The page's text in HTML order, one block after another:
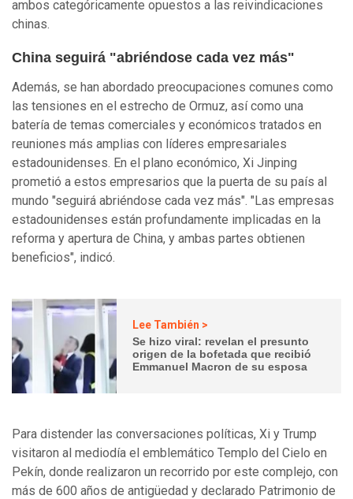
ambos categóricamente opuestos a las reivindicaciones
chinas.
China seguirá "abriéndose cada vez más"
Además, se han abordado preocupaciones comunes como
las tensiones en el estrecho de Ormuz, así como una
batería de temas comerciales y económicos tratados en
reuniones más amplias con líderes empresariales
estadounidenses. En el plano económico, Xi Jinping
prometió a estos empresarios que la puerta de su país al
mundo "seguirá abriéndose cada vez más". "Las empresas
estadounidenses están profundamente implicadas en la
reforma y apertura de China, y ambas partes obtienen
beneficios", indicó.
Lee También >
Se hizo viral: revelan el presunto
origen de la bofetada que recibió
Emmanuel Macron de su esposa
Para distender las conversaciones políticas, Xi y Trump
visitaron al mediodía el emblemático Templo del Cielo en
Pekín, donde realizaron un recorrido por este complejo, con
más de 600 años de antigüedad y declarado Patrimonio de